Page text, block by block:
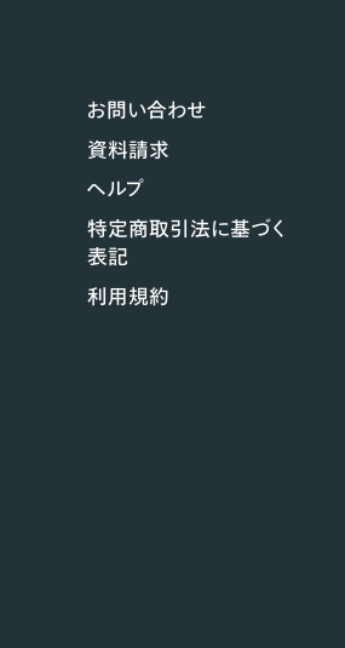
お問い合わせ
資料請求
ヘルプ
特定商取引法に基づく
表記
利用規約